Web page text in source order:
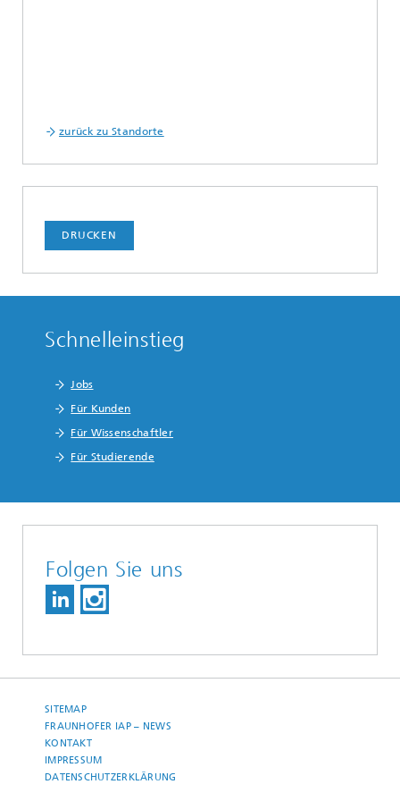
zurück zu Standorte
DRUCKEN
Schnelleinstieg
Jobs
Für Kunden
Für Wissenschaftler
Für Studierende
Folgen Sie uns
SITEMAP
FRAUNHOFER IAP – NEWS
KONTAKT
IMPRESSUM
DATENSCHUTZERKLÄRUNG